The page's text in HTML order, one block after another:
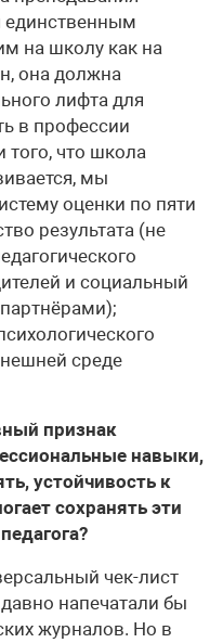
единственным
на школу как на
она должна
лифта для
в профессии
того, что школа
мы
оценки по пяти
результата (не
и социальный
среде
признак
навыки,
устойчивость к
сохранять эти
чек-лист
давно напечатали бы
журналов. Но в